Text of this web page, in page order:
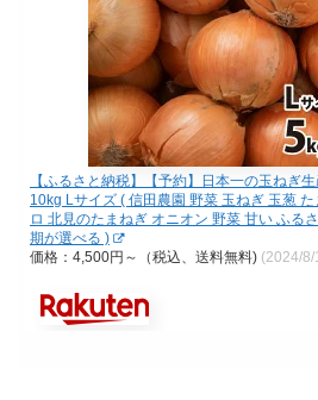
【ふるさと納税】【予約】日本一の玉ねぎ
10kg Lサイズ ( 信田農園 野菜 玉ねぎ 玉葱
ロ 北見のたまねぎ オニオン 野菜 甘い ふる
期が選べる )
価格：4,500円～（税込、送料無料) (2024/8/